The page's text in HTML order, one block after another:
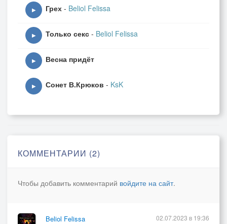
▶ Грех - Beliol Felissa
▶ Только секс - Beliol Felissa
▶ Весна придёт
▶ Сонет В.Крюков - KsK
КОММЕНТАРИИ (2)
Чтобы добавить комментарий войдите на сайт.
Beliol Felissa
02.07.2023 в 19:36